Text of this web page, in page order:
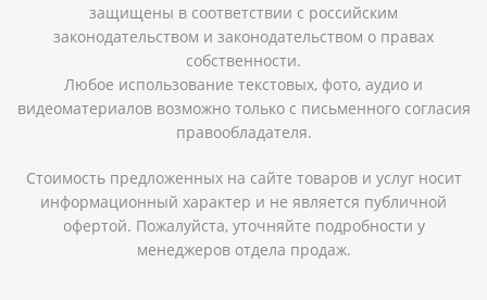
защищены в соответствии с российским
законодательством и законодательством о правах
собственности.
Любое использование текстовых, фото, аудио и
видеоматериалов возможно только с письменного согласия
правообладателя.
Стоимость предложенных на сайте товаров и услуг носит
информационный характер и не является публичной
офертой. Пожалуйста, уточняйте подробности у
менеджеров отдела продаж.